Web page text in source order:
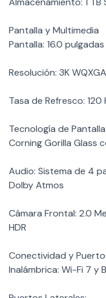
Pantalla y Multimedia
Pantalla: 16.0
Resolución: 3K
Tasa de Refresco:
Tecnología de
Corning Gorilla Glass
Audio: Sistema de 4
Dolby Atmos
Cámara Frontal: 2.0
HDR
Conectividad y
Inalámbrica: Wi-Fi 7 y